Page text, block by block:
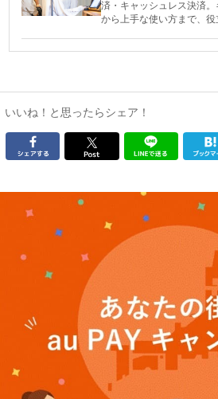
済・キャッシュレス決済
から上手な使い方まで、役
いいね！と思ったらシェア！